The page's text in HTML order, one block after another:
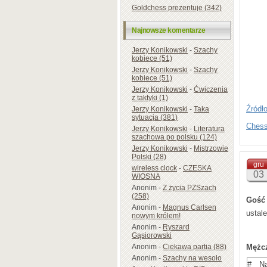
Goldchess prezentuje (342)
Najnowsze komentarze
Jerzy Konikowski-Szachy
kobiece (51)
Jerzy Konikowski-Szachy
kobiece (51)
Jerzy Konikowski-Ćwiczenia
z taktyki (1)
Jerzy Konikowski-Taka
sytuacja (381)
Jerzy Konikowski-Literatura
szachowa po polsku (124)
Jerzy Konikowski-Mistrzowie
Polski (28)
wireless clock-CZESKA
WIOSNA
Anonim-Z życia PZSzach
(258)
Anonim-Magnus Carlsen
nowym królem!
Anonim-Ryszard
Gąsiorowski
Anonim-Ciekawa partia (88)
Anonim-Szachy na wesoło
ma
Po
itd.
Źródło
gru
03
Gość
#